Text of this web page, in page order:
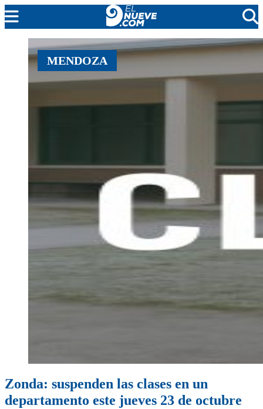
MENDOZA
CADA DÍA
NOTICIERO 9
EN VIVO
MENDOZA
Zonda: suspenden las clases en un
departamento este jueves 23 de octubre